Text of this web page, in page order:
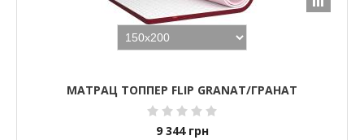
МАТРАЦ ТОППЕР FLIP GRANAT/ГРАНАТ
9 344 грн